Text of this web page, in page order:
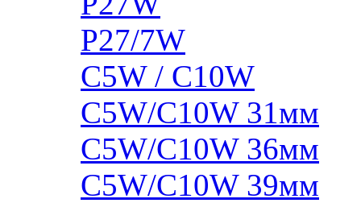
P27/7W
C5W / C10W
C5W/C10W 31мм
C5W/C10W 36мм
C5W/C10W 39мм